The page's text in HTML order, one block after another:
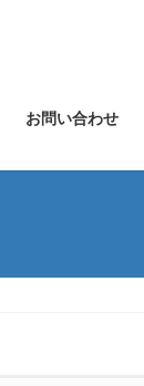
お問い合わせ